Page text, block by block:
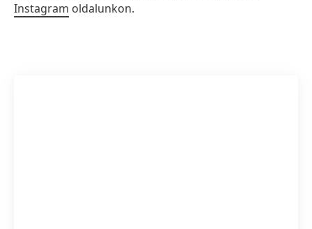
Instagram oldalunkon.